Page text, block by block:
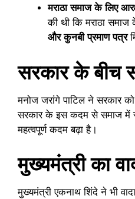
मराठा समाज के लिए
की थी कि मराठा
और कुनबी प्रमाण पत्र
सरकार के बीच
मनोज जरांगे पाटिल ने सरकार
सरकार के इस कदम से समाज में
महत्वपूर्ण कदम बढ़ा है।
मुख्यमंत्री का
मुख्यमंत्री एकनाथ शिंदे ने भी